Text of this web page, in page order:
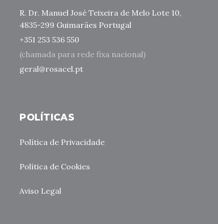
R. Dr. Manuel José Teixeira de Melo Lote 10,
4835-299 Guimarães Portugal
+351 253 536 550
(chamada para rede fixa nacional)
geral@rosacel.pt
POLÍTICAS
Política de Privacidade
Política de Cookies
Aviso Legal